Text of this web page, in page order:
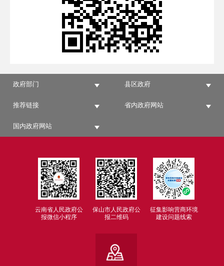
政府部门 县区政府
推荐链接 省内政府网站
国内政府网站
云南省人民政府公
报微信小程序
保山市人民政府公
报二维码
征集影响营商环境
建设问题线索